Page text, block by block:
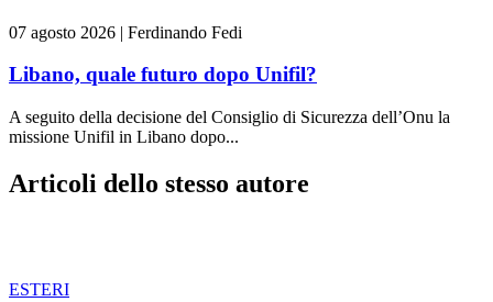
07 agosto 2026 | Ferdinando Fedi
Libano, quale futuro dopo Unifil?
A seguito della decisione del Consiglio di Sicurezza dell’Onu la
missione Unifil in Libano dopo...
Articoli dello stesso autore
ESTERI